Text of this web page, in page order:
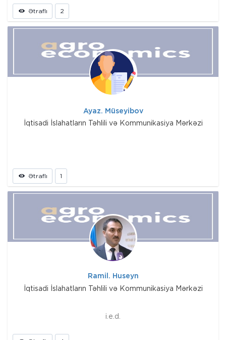
Ətraflı 2
Ayaz. Müseyibov
İqtisadi İslahatların Təhlili və Kommunikasiya Mərkəzi
Ətraflı 1
Ramil. Huseyn
İqtisadi İslahatların Təhlili və Kommunikasiya Mərkəzi
i.e.d.